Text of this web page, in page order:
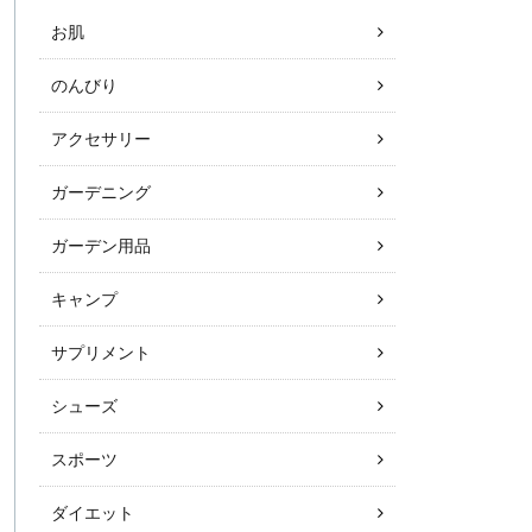
お肌
のんびり
アクセサリー
ガーデニング
ガーデン用品
キャンプ
サプリメント
シューズ
スポーツ
ダイエット